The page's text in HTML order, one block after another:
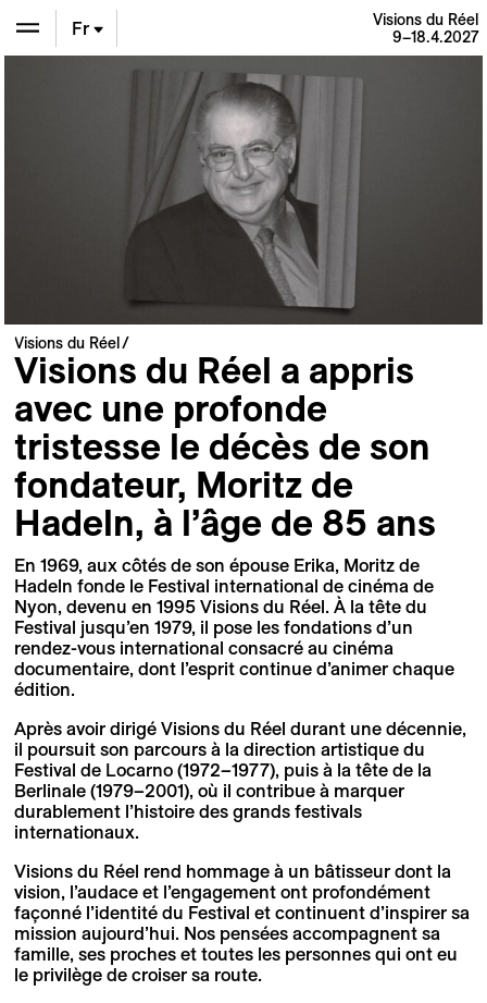
Fr
Visions du Réel
9–18.4.2027
Visions du Réel
Visions du Réel a appris
avec une profonde
tristesse le décès de son
fondateur, Moritz de
Hadeln, à l’âge de 85 ans
En 1969, aux côtés de son épouse Erika, Moritz de
Hadeln fonde le Festival international de cinéma de
Nyon, devenu en 1995 Visions du Réel. À la tête du
Festival jusqu’en 1979, il pose les fondations d’un
rendez-vous international consacré au cinéma
documentaire, dont l’esprit continue d’animer chaque
édition.
Après avoir dirigé Visions du Réel durant une décennie,
il poursuit son parcours à la direction artistique du
Festival de Locarno (1972–1977), puis à la tête de la
Berlinale (1979–2001), où il contribue à marquer
durablement l’histoire des grands festivals
internationaux.
Visions du Réel rend hommage à un bâtisseur dont la
vision, l’audace et l’engagement ont profondément
façonné l’identité du Festival et continuent d’inspirer sa
mission aujourd’hui. Nos pensées accompagnent sa
famille, ses proches et toutes les personnes qui ont eu
le privilège de croiser sa route.